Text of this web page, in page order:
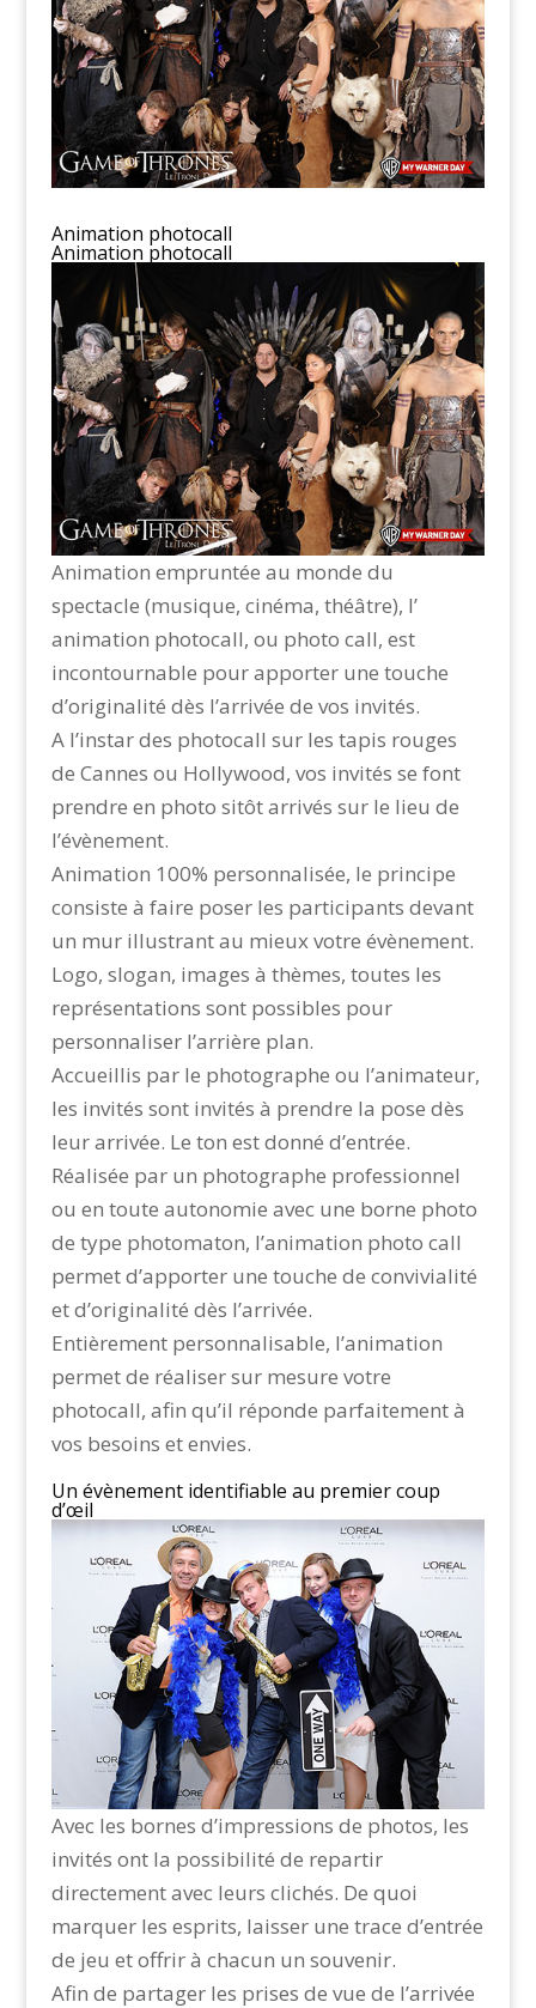
Animation photocall
Animation photocall
Animation empruntée au monde du
spectacle (musique, cinéma, théâtre), l’
animation photocall, ou photo call, est
incontournable pour apporter une touche
d’originalité dès l’arrivée de vos invités.
A l’instar des photocall sur les tapis rouges
de Cannes ou Hollywood, vos invités se font
prendre en photo sitôt arrivés sur le lieu de
l’évènement.
Animation 100% personnalisée, le principe
consiste à faire poser les participants devant
un mur illustrant au mieux votre évènement.
Logo, slogan, images à thèmes, toutes les
représentations sont possibles pour
personnaliser l’arrière plan.
Accueillis par le photographe ou l’animateur,
les invités sont invités à prendre la pose dès
leur arrivée. Le ton est donné d’entrée.
Réalisée par un photographe professionnel
ou en toute autonomie avec une borne photo
de type photomaton, l’animation photo call
permet d’apporter une touche de convivialité
et d’originalité dès l’arrivée.
Entièrement personnalisable, l’animation
permet de réaliser sur mesure votre
photocall, afin qu’il réponde parfaitement à
vos besoins et envies.
Un évènement identifiable au premier coup
d’œil
Avec les bornes d’impressions de photos, les
invités ont la possibilité de repartir
directement avec leurs clichés. De quoi
marquer les esprits, laisser une trace d’entrée
de jeu et offrir à chacun un souvenir.
Afin de partager les prises de vue de l’arrivée